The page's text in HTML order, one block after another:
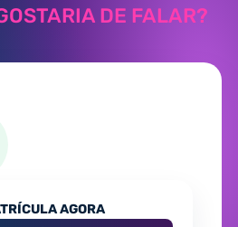
DE FALAR?
AGORA